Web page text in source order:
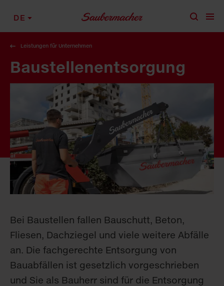
DE
Leistungen für Unternehmen
Baustellen­entsorgung
Bei Baustellen fallen Bauschutt, Beton,
Fliesen, Dachziegel und viele weitere Abfälle
an. Die fachgerechte Entsorgung von
Bauabfällen ist gesetzlich vorgeschrieben
und Sie als Bauherr sind für die Entsorgung